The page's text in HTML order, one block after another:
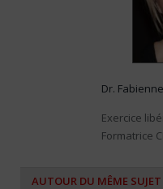
Dr. Fabienne
Exercice
Formatrice
AUTOUR DU MÊME SUJET